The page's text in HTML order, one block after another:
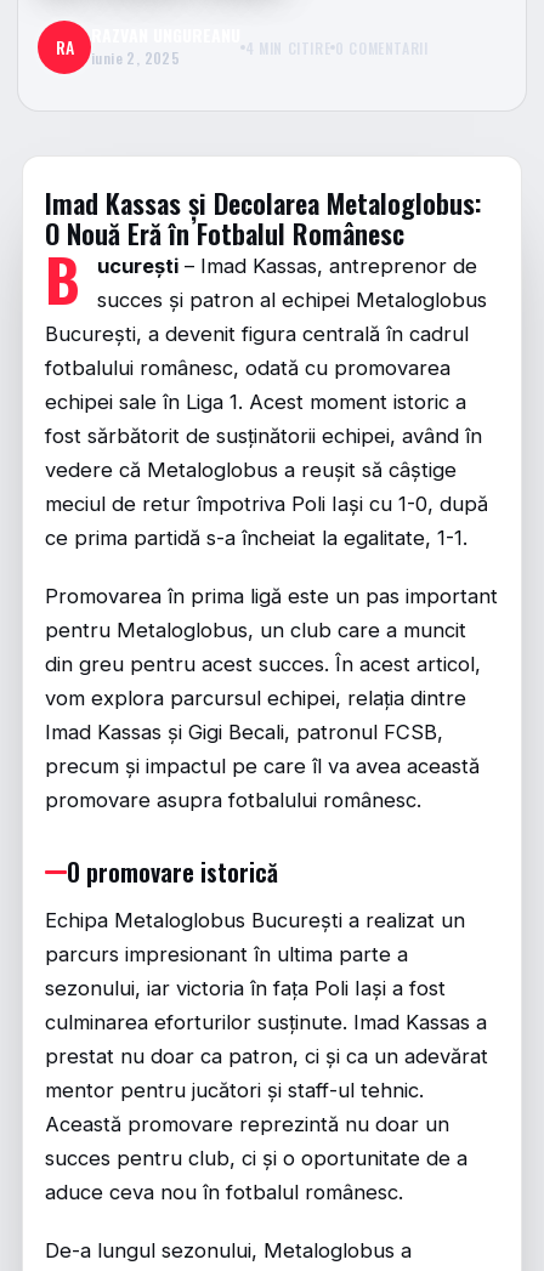
RA iunie 2, 2025 4 MIN CITIRE 0 COMENTARII
Imad Kassas și Decolarea Metaloglobus:
O Nouă Eră în Fotbalul Românesc
B ucurești – Imad Kassas, antreprenor de
succes și patron al echipei Metaloglobus
București, a devenit figura centrală în cadrul
fotbalului românesc, odată cu promovarea
echipei sale în Liga 1. Acest moment istoric a
fost sărbătorit de susținătorii echipei, având în
vedere că Metaloglobus a reușit să câștige
meciul de retur împotriva Poli Iași cu 1-0, după
ce prima partidă s-a încheiat la egalitate, 1-1.
Promovarea în prima ligă este un pas important
pentru Metaloglobus, un club care a muncit
din greu pentru acest succes. În acest articol,
vom explora parcursul echipei, relația dintre
Imad Kassas și Gigi Becali, patronul FCSB,
precum și impactul pe care îl va avea această
promovare asupra fotbalului românesc.
O promovare istorică
Echipa Metaloglobus București a realizat un
parcurs impresionant în ultima parte a
sezonului, iar victoria în fața Poli Iași a fost
culminarea eforturilor susținute. Imad Kassas a
prestat nu doar ca patron, ci și ca un adevărat
mentor pentru jucători și staff-ul tehnic.
Această promovare reprezintă nu doar un
succes pentru club, ci și o oportunitate de a
aduce ceva nou în fotbalul românesc.
De-a lungul sezonului, Metaloglobus a